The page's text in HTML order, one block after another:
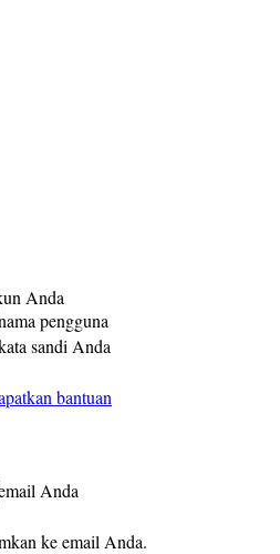
Anda
pengguna
sandi Anda
bantuan
Anda
ke email Anda.